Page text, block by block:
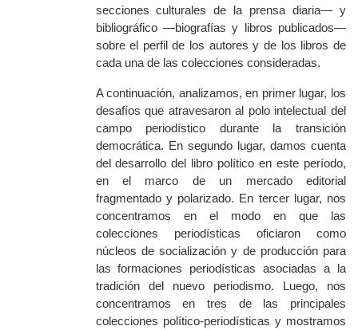
secciones culturales de la prensa diaria— y
bibliográfico —biografías y libros publicados—
sobre el perfil de los autores y de los libros de
cada una de las colecciones consideradas.
A continuación, analizamos, en primer lugar, los
desafíos que atravesaron al polo intelectual del
campo periodístico durante la transición
democrática. En segundo lugar, damos cuenta
del desarrollo del libro político en este período,
en el marco de un mercado editorial
fragmentado y polarizado. En tercer lugar, nos
concentramos en el modo en que las
colecciones periodísticas oficiaron como
núcleos de socialización y de producción para
las formaciones periodísticas asociadas a la
tradición del nuevo periodismo. Luego, nos
concentramos en tres de las principales
colecciones político-periodísticas y mostramos